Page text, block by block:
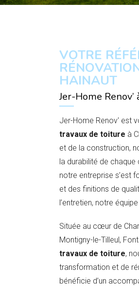
VOTRE
HAINAUT
Jer-Home Renov’
Jer-Home Renov' est
travaux de toiture à
et de la construction,
la durabilité de chaque
notre entreprise s’est
et des finitions de
l’entretien, notre
Située au cœur de
Montigny-le-Tilleul,
travaux de toiture,
transformation et de
bénéficie d’un